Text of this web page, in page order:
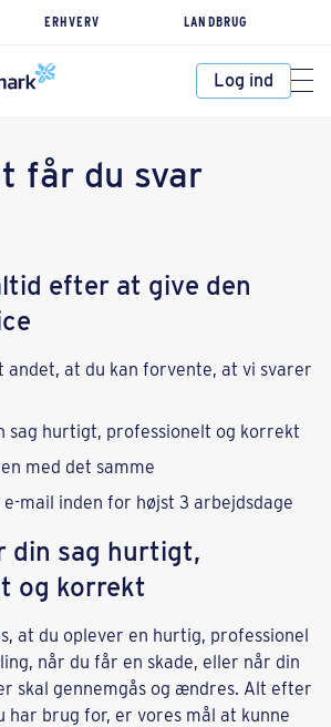
ERHVERV LANDBRUG
Log ind
får du svar
efter at give den
andet, at du kan forvente, at vi svarer
sag hurtigt, professionelt og korrekt
med det samme
mail inden for højst 3 arbejdsdage
din sag hurtigt,
og korrekt
at du oplever en hurtig, professionel
når du får en skade, eller når din
skal gennemgås og ændres. Alt efter
har brug for, er vores mål at kunne